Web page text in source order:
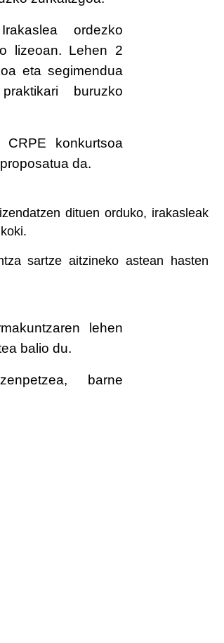
ordezko
lizeoan. Lehen 2
eta segimendua
buruzko
CRPE konkurtsoa
da.
dituen orduko, irakasleak
sartze aitzineko astean hasten
lehen
balio du.
barne